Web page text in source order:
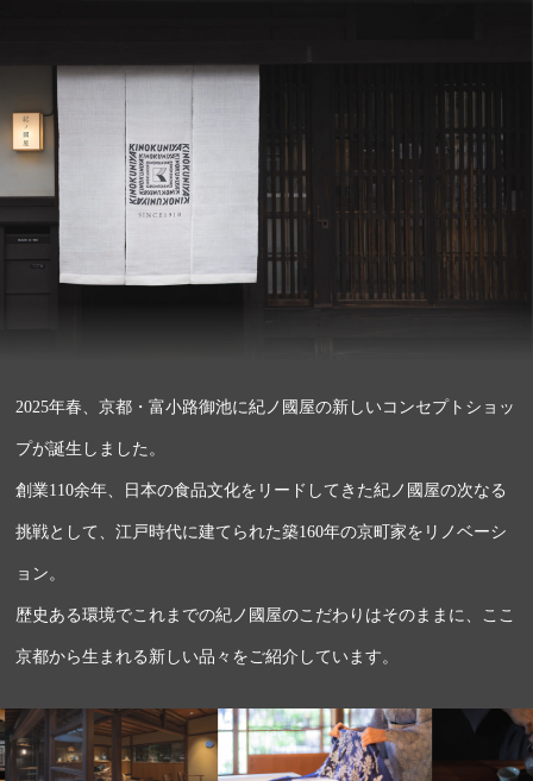
2025年春、京都・富小路御池に紀ノ國屋の新しいコンセプトショッ
プが誕生しました。
創業110余年、日本の食品文化をリードしてきた紀ノ國屋の次なる
挑戦として、江戸時代に建てられた築160年の京町家をリノベーシ
ョン。
歴史ある環境でこれまでの紀ノ國屋のこだわりはそのままに、ここ
京都から生まれる新しい品々をご紹介しています。